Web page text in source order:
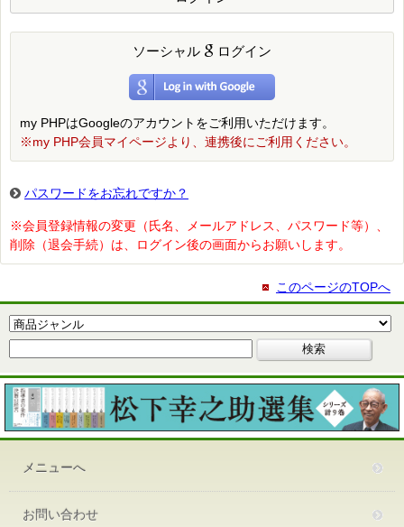
ソーシャル ログイン
my PHPはGoogleのアカウントをご利用いただけます。
※my PHP会員マイページより、連携後にご利用ください。
パスワードをお忘れですか？
※会員登録情報の変更（氏名、メールアドレス、パスワード等）、
削除（退会手続）は、ログイン後の画面からお願いします。
このページのTOPへ
メニューへ
お問い合わせ